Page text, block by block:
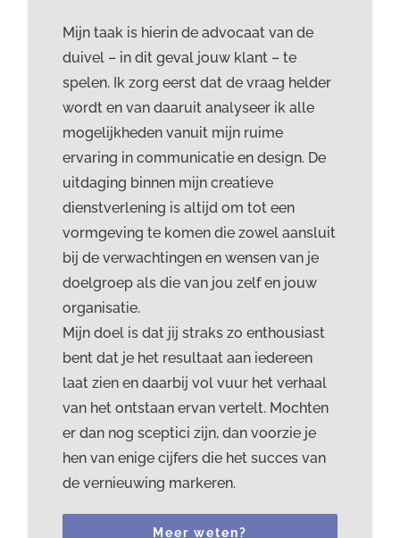
Mijn taak is hierin de advocaat van de
duivel – in dit geval jouw klant – te
spelen. Ik zorg eerst dat de vraag helder
wordt en van daaruit analyseer ik alle
mogelijkheden vanuit mijn ruime
ervaring in communicatie en design. De
uitdaging binnen mijn creatieve
dienstverlening is altijd om tot een
vormgeving te komen die zowel aansluit
bij de verwachtingen en wensen van je
doelgroep als die van jou zelf en jouw
organisatie.
Mijn doel is dat jij straks zo enthousiast
bent dat je het resultaat aan iedereen
laat zien en daarbij vol vuur het verhaal
van het ontstaan ervan vertelt. Mochten
er dan nog sceptici zijn, dan voorzie je
hen van enige cijfers die het succes van
de vernieuwing markeren.
Meer weten?